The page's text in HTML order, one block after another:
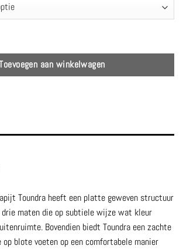
Sheppard aantal
aan winkelwagen
Toundra heeft een platte geweven structuur
maten die op subtiele wijze wat kleur
Bovendien biedt Toundra een zachte
op blote voeten op een comfortabele manier